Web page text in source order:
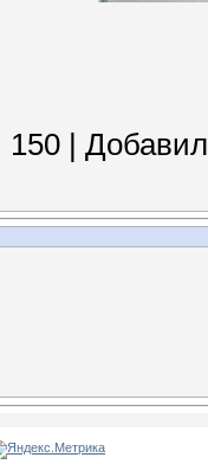
150 | Добавил